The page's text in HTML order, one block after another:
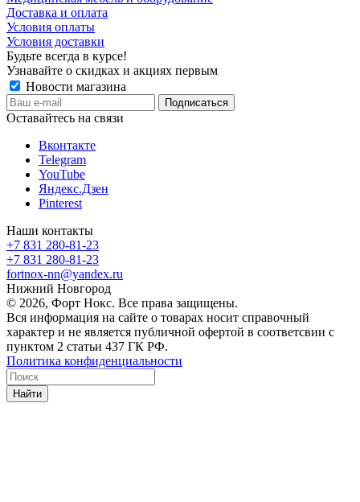
Доставка и оплата
Условия оплаты
Условия доставки
Будьте всегда в курсе!
Узнавайте о скидках и акциях первым
Новости магазина
Оставайтесь на связи
Вконтакте
Telegram
YouTube
Яндекс.Дзен
Pinterest
Наши контакты
+7 831 280-81-23
+7 831 280-81-23
fortnox-nn@yandex.ru
Нижний Новгород
© 2026, Форт Нокс. Все права защищены.
Вся информация на сайте о товарах носит справочный
характер и не является публичной офертой в соответсвии с
пунктом 2 статьи 437 ГК РФ.
Политика конфиденциальности
Найти